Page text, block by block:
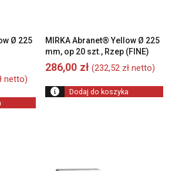
Ø 225
netto)
MIRKA Abranet® Yellow Ø 225
mm, op 20 szt., Rzep (FINE)
286,00 zł (232,52 zł netto)
Dodaj do koszyka